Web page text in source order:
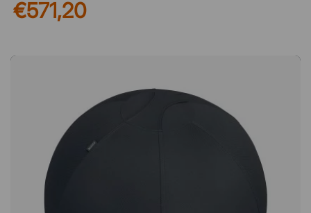
Sattelsitz positioniert den Körper in einer ausgewogenen
Haltung, wodurch die Belastung von Rücken und Schultern
geneigt werden, während der Sitz um 12° nach vorne und 2°
nach hinten verstellt werden kann. Die großzügigen
Verstellmöglichkeiten machen es einfach, den Stuhl an Ihre
Bedürfnisse und Arbeitsaufgaben anzupassen. Komfort in
jedem Detail Der Sitz ist mit formstabilem Kaltschaum
gepolstert, der langanhaltenden Komfort bietet und seine Form
über die Zeit beibehält. Mit schwarzem Stoff bezogen erhält
der Stuhl eine stilvolle und professionelle Ausstrahlung, die
€571,20